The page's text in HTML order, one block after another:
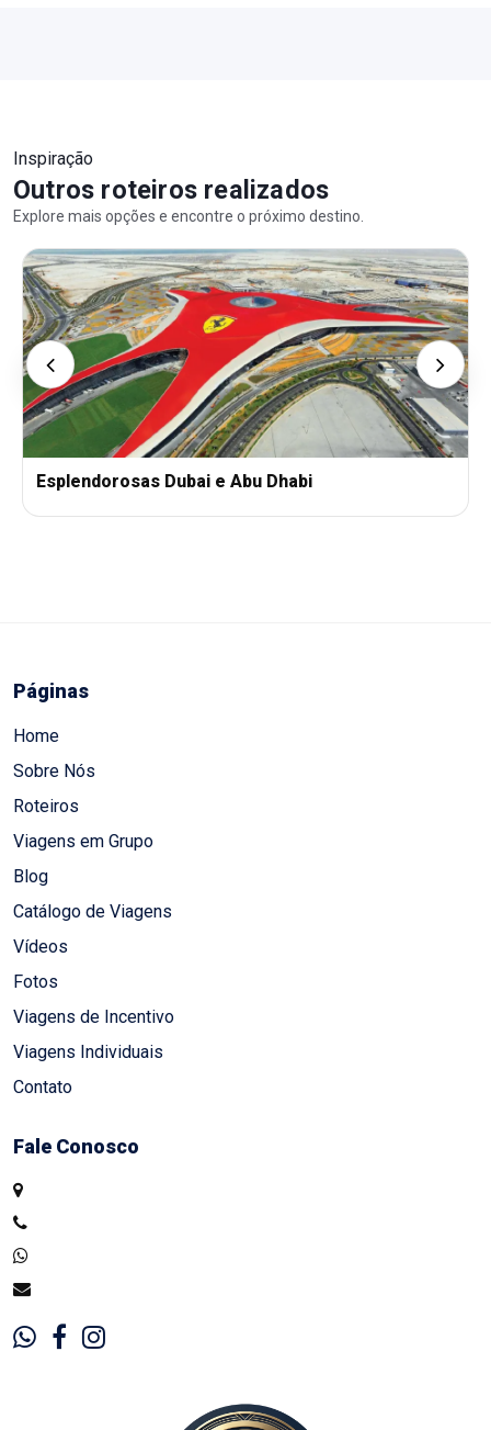
Inspiração
Outros roteiros realizados
Explore mais opções e encontre o próximo destino.
Esplendorosas Dubai e Abu Dhabi
Páginas
Home
Sobre Nós
Roteiros
Viagens em Grupo
Blog
Catálogo de Viagens
Vídeos
Fotos
Viagens de Incentivo
Viagens Individuais
Contato
Fale Conosco